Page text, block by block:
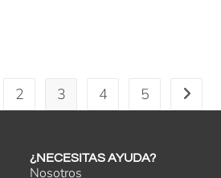
2 3 4 5
¿NECESITAS AYUDA?
Nosotros